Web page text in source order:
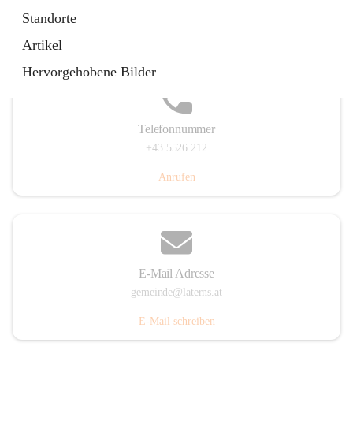
Standorte
Artikel
Hervorgehobene Bilder
Telefonnummer
+43 5526 212
Anrufen
E-Mail Adresse
gemeinde@laterns.at
E-Mail schreiben